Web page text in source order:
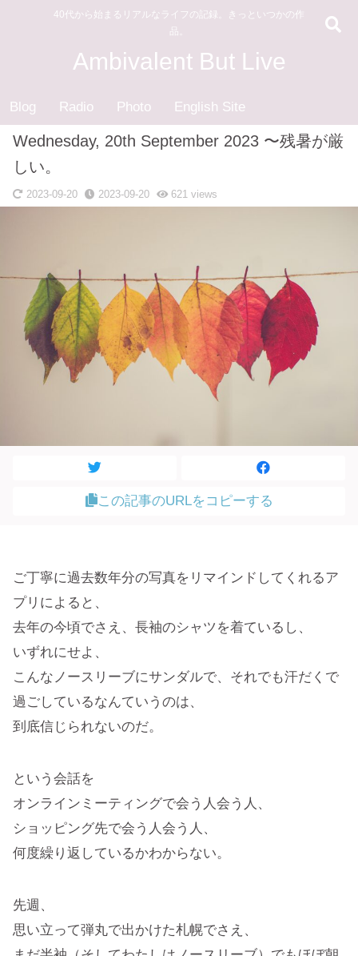
40代から始まるリアルなライフの記録。きっといつかの作
品。
Ambivalent But Live
Blog Radio Photo English Site
Wednesday, 20th September 2023 〜残暑が厳
しい。
2023-09-20 2023-09-20 621views
この記事のURLをコピーする
ご丁寧に過去数年分の写真をリマインドしてくれるア
プリによると、
去年の今頃でさえ、長袖のシャツを着ているし、
いずれにせよ、
こんなノースリーブにサンダルで、それでも汗だくで
過ごしているなんていうのは、
到底信じられないのだ。
という会話を
オンラインミーティングで会う人会う人、
ショッピング先で会う人会う人、
何度繰り返しているかわからない。
先週、
思い立って弾丸で出かけた札幌でさえ、